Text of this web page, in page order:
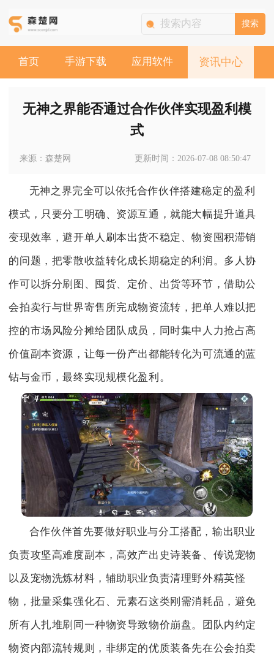
搜索
首页 手游下载 应用软件 资讯中心
无神之界能否通过合作伙伴实现盈利模
式
来源：森楚网 更新时间：2026-07-08 08:50:47
无神之界完全可以依托合作伙伴搭建稳定的盈利
模式，只要分工明确、资源互通，就能大幅提升道具
变现效率，避开单人刷本出货不稳定、物资囤积滞销
的问题，把零散收益转化成长期稳定的利润。多人协
作可以拆分刷图、囤货、定价、出货等环节，借助公
会拍卖行与世界寄售所完成物资流转，把单人难以把
控的市场风险分摊给团队成员，同时集中人力抢占高
价值副本资源，让每一份产出都能转化为可流通的蓝
钻与金币，最终实现规模化盈利。
合作伙伴首先要做好职业与分工搭配，输出职业
负责攻坚高难度副本，高效产出史诗装备、传说宠物
以及宠物洗炼材料，辅助职业负责清理野外精英怪
物，批量采集强化石、元素石这类刚需消耗品，避免
所有人扎堆刷同一种物资导致物价崩盘。团队内约定
物资内部流转规则，非绑定的优质装备先在公会拍卖